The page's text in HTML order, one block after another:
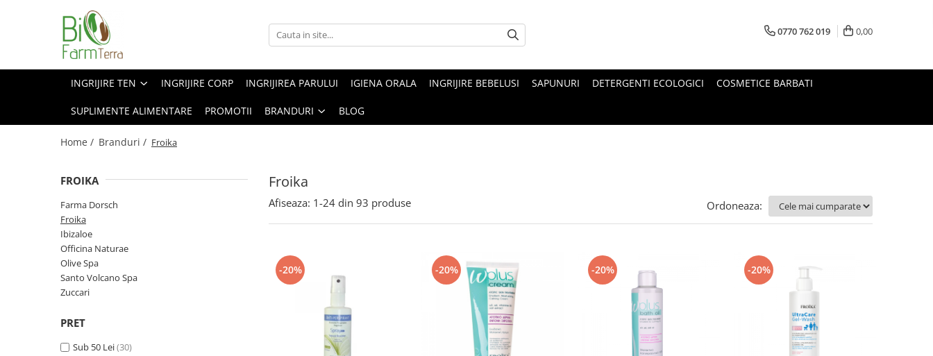
Ingrijire ten
Protectie solara
Branduri
Officina Naturae
Santo Volcano Spa
0770 762 019 0,00
INGRIJIRE TEN INGRIJIRE CORP INGRIJIREA PARULUI IGIENA ORALA INGRIJIRE BEBELUSI SAPUNURI DETERGENTI ECOLOGICI COSMETICE BARBATI
SUPLIMENTE ALIMENTARE PROMOTII BRANDURI BLOG
Home / Branduri / Froika
Froika
FROIKA
Farma Dorsch
Froika
Ibizaloe
Officina Naturae
Olive Spa
Santo Volcano Spa
Zuccari
PRET
Sub 50 Lei(30)
Afiseaza: 1-24 din 93 produse Ordoneaza:
-20% -20% -20% -20%